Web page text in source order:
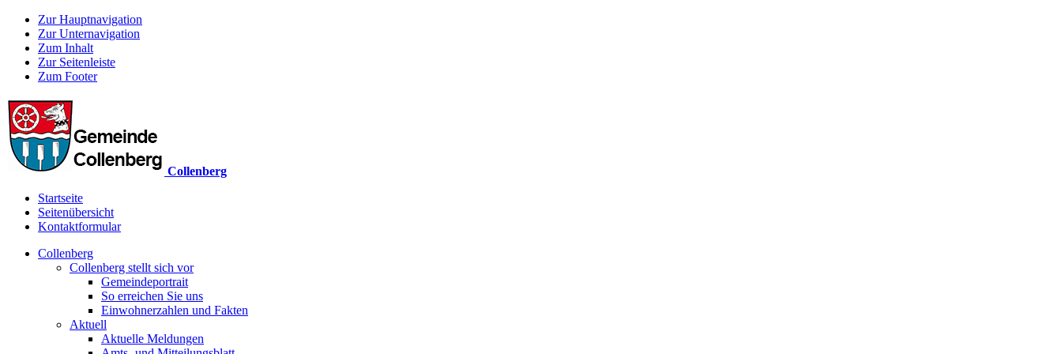
Zur Hauptnavigation
Zur Unternavigation
Zum Inhalt
Zur Seitenleiste
Zum Footer
Collenberg
Startseite
Seitenübersicht
Kontaktformular
Collenberg
Collenberg stellt sich vor
Gemeindeportrait
So erreichen Sie uns
Einwohnerzahlen und Fakten
Aktuell
Aktuelle Meldungen